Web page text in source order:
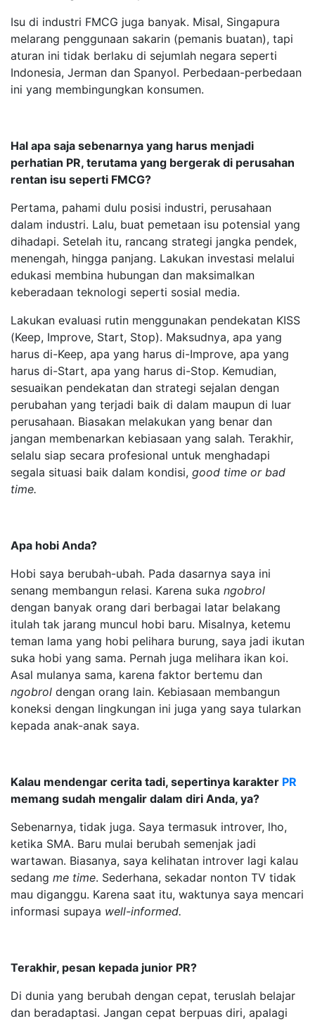
Isu di industri FMCG juga banyak. Misal, Singapura
melarang penggunaan sakarin (pemanis buatan), tapi
aturan ini tidak berlaku di sejumlah negara seperti
Indonesia, Jerman dan Spanyol. Perbedaan-perbedaan
ini yang membingungkan konsumen.
Hal apa saja sebenarnya yang harus menjadi
perhatian PR, terutama yang bergerak di perusahan
rentan isu seperti FMCG?
Pertama, pahami dulu posisi industri, perusahaan
dalam industri. Lalu, buat pemetaan isu potensial yang
dihadapi. Setelah itu, rancang strategi jangka pendek,
menengah, hingga panjang. Lakukan investasi melalui
edukasi membina hubungan dan maksimalkan
keberadaan teknologi seperti sosial media.
Lakukan evaluasi rutin menggunakan pendekatan KISS
(Keep, Improve, Start, Stop). Maksudnya, apa yang
harus di-Keep, apa yang harus di-Improve, apa yang
harus di-Start, apa yang harus di-Stop. Kemudian,
sesuaikan pendekatan dan strategi sejalan dengan
perubahan yang terjadi baik di dalam maupun di luar
perusahaan. Biasakan melakukan yang benar dan
jangan membenarkan kebiasaan yang salah. Terakhir,
selalu siap secara profesional untuk menghadapi
segala situasi baik dalam kondisi, good time or bad
time.
Apa hobi Anda?
Hobi saya berubah-ubah. Pada dasarnya saya ini
senang membangun relasi. Karena suka ngobrol
dengan banyak orang dari berbagai latar belakang
itulah tak jarang muncul hobi baru. Misalnya, ketemu
teman lama yang hobi pelihara burung, saya jadi ikutan
suka hobi yang sama. Pernah juga melihara ikan koi.
Asal mulanya sama, karena faktor bertemu dan
ngobrol dengan orang lain. Kebiasaan membangun
koneksi dengan lingkungan ini juga yang saya tularkan
kepada anak-anak saya.
Kalau mendengar cerita tadi, sepertinya karakter PR
memang sudah mengalir dalam diri Anda, ya?
Sebenarnya, tidak juga. Saya termasuk introver, lho,
ketika SMA. Baru mulai berubah semenjak jadi
wartawan. Biasanya, saya kelihatan introver lagi kalau
sedang me time. Sederhana, sekadar nonton TV tidak
mau diganggu. Karena saat itu, waktunya saya mencari
informasi supaya well-informed.
Terakhir, pesan kepada junior PR?
Di dunia yang berubah dengan cepat, teruslah belajar
dan beradaptasi. Jangan cepat berpuas diri, apalagi